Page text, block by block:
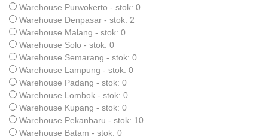
Warehouse Purwokerto - stok: 0
Warehouse Denpasar - stok: 2
Warehouse Malang - stok: 0
Warehouse Solo - stok: 0
Warehouse Semarang - stok: 0
Warehouse Lampung - stok: 0
Warehouse Padang - stok: 0
Warehouse Lombok - stok: 0
Warehouse Kupang - stok: 0
Warehouse Pekanbaru - stok: 10
Warehouse Batam - stok: 0